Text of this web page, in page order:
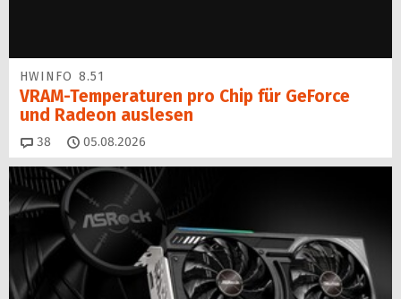
HWINFO 8.51
VRAM-Temperaturen pro Chip für GeForce
und Radeon auslesen
38 Kommentare
05.08.2026